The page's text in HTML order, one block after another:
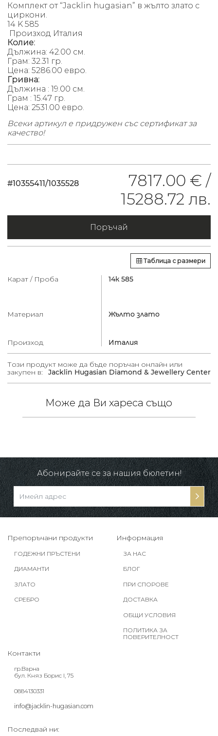
Комплект от “Jacklin hugasian” в жълто злато с
циркони.
14 K 585
Произход Италия
Колие:
Дължина: 42.00 см.
Грам: 32.31 гр.
Цена: 5286.00 евро.
Гривна:
Дължина : 19.00 см.
Грам : 15.47 гр.
Цена: 2531.00 евро.
Всеки артикул е придружен със сертификат за
качество!
#10355411/1035528
7817.00 € /
15288.72 лв.
Поръчай
Таблица с размери
Карат / Проба 14к 585
Материал Жълто злато
Произход Италия
Този продукт може да бъде поръчан онлайн или
закупен в:
Jacklin Hugasian Diamond & Jewellery Center
Може да Ви хареса също
Абонирайте се за нашия бюлетин!
Препоръчани продукти
ГОДЕЖНИ ПРЪСТЕНИ
ДИАМАНТИ
ЗЛАТО
СРЕБРО
Информация
ЗА НАС
БЛОГ
ПРИ СПОРОВЕ
ДОСТАВКА
ОБЩИ УСЛОВИЯ
ПОЛИТИКА ЗА
ПОВЕРИТЕЛНОСТ
Контакти
гр.Варна
бул. Княз Борис I, 75
0884130331
info@jacklin-hugasian.com
Последвай ни: